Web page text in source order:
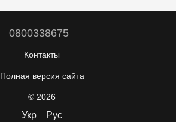
0800338675
Контакты
Полная версия сайта
© 2026
Укр Рус